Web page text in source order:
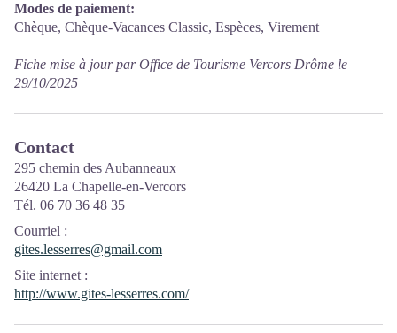
Modes de paiement:
Chèque, Chèque-Vacances Classic, Espèces, Virement
Fiche mise à jour par Office de Tourisme Vercors Drôme le
29/10/2025
Contact
295 chemin des Aubanneaux
26420 La Chapelle-en-Vercors
Tél. 06 70 36 48 35
Courriel :
gites.lesserres@gmail.com
Site internet :
http://www.gites-lesserres.com/